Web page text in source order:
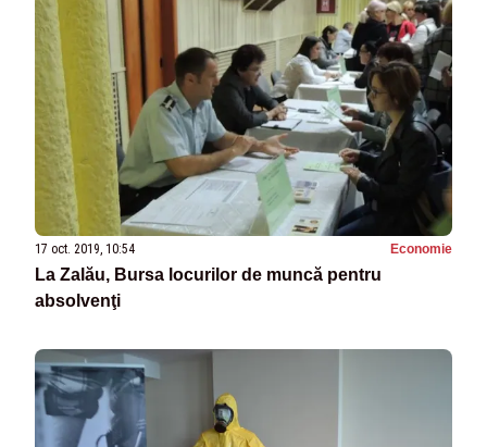
17 oct. 2019, 10:54 Economie
La Zalău, Bursa locurilor de muncă pentru
absolvenţi